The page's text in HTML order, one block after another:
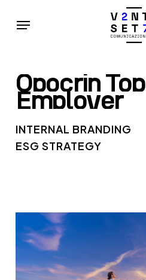
Menu
OpocrinTop
Employer
INTERNAL BRANDING
ESG STRATEGY